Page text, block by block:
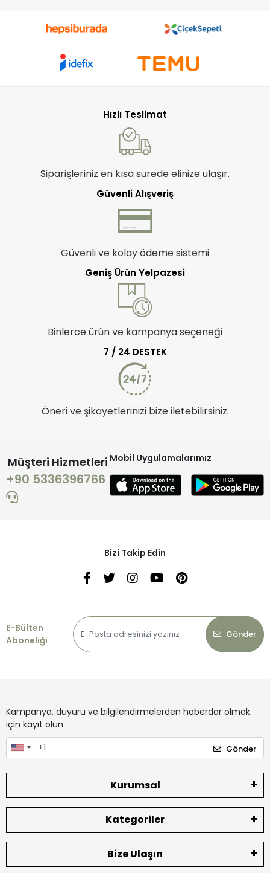
Hızlı Teslimat
Siparişleriniz en kısa sürede elinize ulaşır.
Güvenli Alışveriş
Güvenli ve kolay ödeme sistemi
Geniş Ürün Yelpazesi
Binlerce ürün ve kampanya seçeneği
7 / 24 DESTEK
Öneri ve şikayetlerinizi bize iletebilirsiniz.
Müşteri Hizmetleri
+90 5336396766
Mobil Uygulamalarımız
Bizi Takip Edin
E-Bülten
Aboneliği
Gönder
Kampanya, duyuru ve bilgilendirmelerden haberdar olmak
için kayıt olun.
Gönder
Kurumsal
Kategoriler
Bize Ulaşın